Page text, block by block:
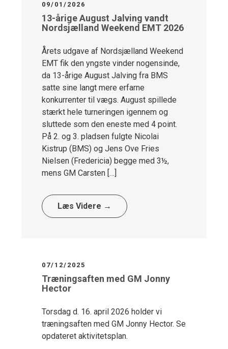
09/01/2026
13-årige August Jalving vandt
Nordsjælland Weekend EMT 2026
Årets udgave af Nordsjælland Weekend
EMT fik den yngste vinder nogensinde,
da 13-årige August Jalving fra BMS
satte sine langt mere erfarne
konkurrenter til vægs. August spillede
stærkt hele turneringen igennem og
sluttede som den eneste med 4 point.
På 2. og 3. pladsen fulgte Nicolai
Kistrup (BMS) og Jens Ove Fries
Nielsen (Fredericia) begge med 3½,
mens GM Carsten […]
Læs Videre →
07/12/2025
Træningsaften med GM Jonny
Hector
Torsdag d. 16. april 2026 holder vi
træningsaften med GM Jonny Hector. Se
opdateret aktivitetsplan.